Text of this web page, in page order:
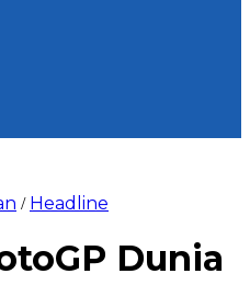
/ Headline
Dunia